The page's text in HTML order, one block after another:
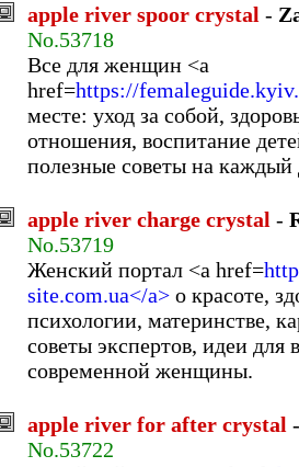
apple river spoor crystal -
No.53718
Все для женщин <a
href=https://
месте: уход за собой,
отношения, воспитание
полезные советы на каждый
apple river charge crystal -
No.53719
Женский портал <a href=
site.com.ua</a> о красоте,
психологии, материнстве,
советы экспертов, идеи для
современной женщины.
apple river for after crystal
No.53722